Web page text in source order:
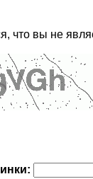
что вы не